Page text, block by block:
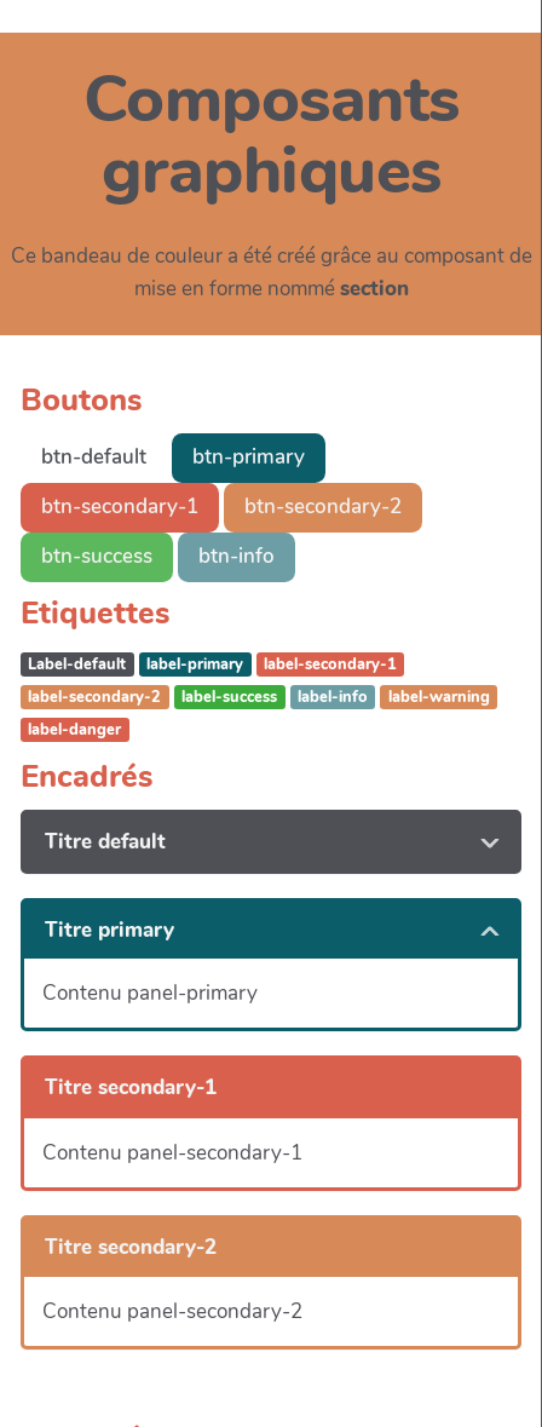
Composants
graphiques
Ce bandeau de couleur a été créé grâce au composant de
mise en forme nommé section
Boutons
btn-default
btn-primary
btn-secondary-1
btn-secondary-2
btn-success
btn-info
Etiquettes
Label-default label-primary
label-secondary-1
label-secondary-2
label-success label-info
label-warning
label-danger
Encadrés
Titre default
Titre primary
Contenu panel-primary
Titre secondary-1
Contenu panel-secondary-1
Titre secondary-2
Contenu panel-secondary-2